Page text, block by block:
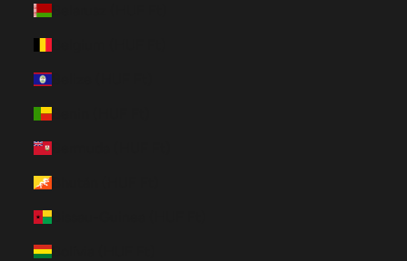
Belarusz (HUF Ft)
Belize (HUF Ft)
Benin (HUF Ft)
Bhután (HUF Ft)
Bissau-Guinea (HUF Ft)
Bolívia (HUF Ft)